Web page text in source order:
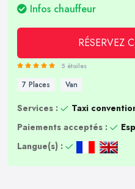
Infos chauffeur
RÉSERVEZ
5 étoiles
7 Places Van
Services :
Taxi
Paiements acceptés :
Langue(s) :